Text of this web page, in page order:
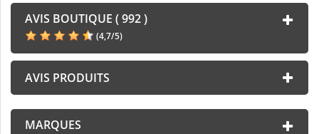
AVIS BOUTIQUE ( 992 )
(4,7/5)
AVIS PRODUITS
MARQUES